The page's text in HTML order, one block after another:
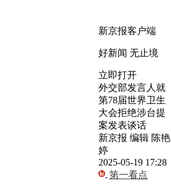
新京报客户端
好新闻 无止境
立即打开
外交部发言人就
第78届世界卫生
大会拒绝涉台提
案发表谈话
新京报 编辑 陈艳
婷
2025-05-19 17:28
第一看点